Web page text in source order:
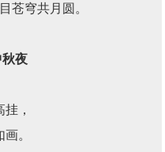
苍穹共月圆。
秋夜
，
。